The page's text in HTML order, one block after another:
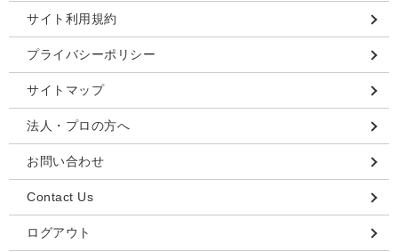
サイト利用規約
プライバシーポリシー
サイトマップ
法人・プロの方へ
お問い合わせ
Contact Us
ログアウト